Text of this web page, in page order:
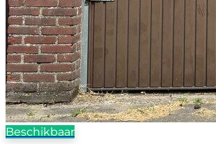
Beschikbaar